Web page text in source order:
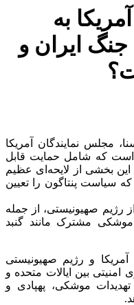
به
جنگ ایران و
مجلس نمایندگان آمریکا
کرده است که شامل حمایت قابل
بخشی از لایحه‌ای عظیم
سیاست پنتاگون را تعیین
رژیم صهیونیستی، از جمله
موشکی مشترک مانند گنبد
و رژیم صهیونیستی
امنیتی بین ایالات متحده و
موشکی، پهپادی و